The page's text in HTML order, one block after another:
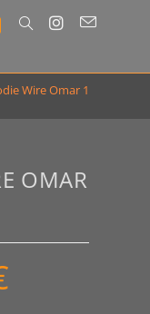
Uključi/isključi
pretragu
web-
stranice
Wire Omar 1
OMAR